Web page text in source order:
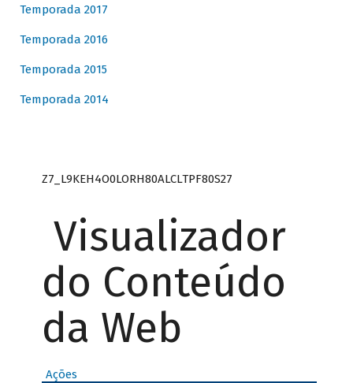
Temporada 2017
Temporada 2016
Temporada 2015
Temporada 2014
Z7_L9KEH4O0LORH80ALCLTPF80S27
Visualizador
do Conteúdo
da Web
Ações